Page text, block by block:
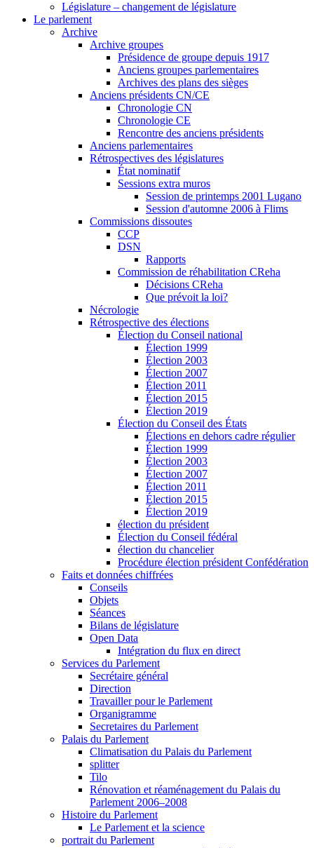
Législature – changement de législature
Le parlement
Archive
Archive groupes
Présidence de groupe depuis 1917
Anciens groupes parlementaires
Archives des plans des sièges
Anciens présidents CN/CE
Chronologie CN
Chronologie CE
Rencontre des anciens présidents
Anciens parlementaires
Rétrospectives des législatures
État nominatif
Sessions extra muros
Session de printemps 2001 Lugano
Session d'automne 2006 à Flims
Commissions dissoutes
CCP
DSN
Rapports
Commission de réhabilitation CReha
Décisions CReha
Que prévoit la loi?
Nécrologie
Rétrospective des élections
Élection du Conseil national
Élection 1999
Élection 2003
Élection 2007
Élection 2011
Élection 2015
Élection 2019
Élection du Conseil des États
Élections en dehors cadre régulier
Élection 1999
Élection 2003
Élection 2007
Élection 2011
Élection 2015
Élection 2019
élection du président
Élection du Conseil fédéral
élection du chancelier
Procédure élection président Confédération
Faits et données chiffrées
Conseils
Objets
Séances
Bilans de législature
Open Data
Intégration du flux en direct
Services du Parlement
Secrétaire général
Direction
Travailler pour le Parlement
Organigramme
Secretaires du Parlement
Palais du Parlement
Climatisation du Palais du Parlement
splitter
Tilo
Rénovation et réaménagement du Palais du
Parlement 2006–2008
Histoire du Parlement
Le Parlement et la science
portrait du Parlement